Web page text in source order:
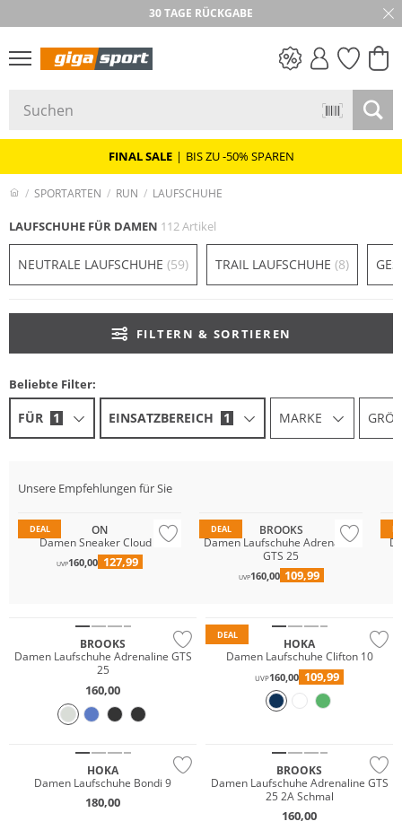
★★★★★ 4,8 / 5,0 STERNE
30 TAGE RÜCKGABE
FINAL SALE | BIS ZU -50% SPAREN
SPORTARTEN RUN LAUFSCHUHE
LAUFSCHUHE FÜR DAMEN 112 Artikel
NEUTRALE LAUFSCHUHE (59) TRAIL LAUFSCHUHE (8)
FILTERN & SORTIEREN
Beliebte Filter:
FÜR 1 EINSATZBEREICH 1 MARKE
Unsere Empfehlungen für Sie
DEAL
ON
Damen Sneaker Cloud 6
UVP160,00 127,99
DEAL
BROOKS
Damen Laufschuhe Adrenaline
GTS 25
UVP160,00 109,99
BROOKS
Damen Laufschuhe Adrenaline GTS
25
160,00
DEAL
HOKA
Damen Laufschuhe Clifton 10
UVP160,00 109,99
HOKA
Damen Laufschuhe Bondi 9
180,00
BROOKS
Damen Laufschuhe Adrenaline GTS
25 2A Schmal
160,00